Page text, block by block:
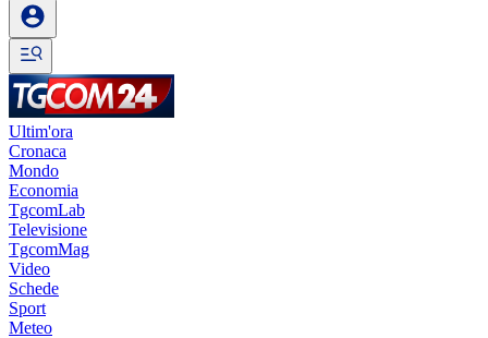
Ultim'ora
Cronaca
Mondo
Economia
TgcomLab
Televisione
TgcomMag
Video
Schede
Sport
Meteo